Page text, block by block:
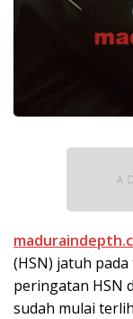
(HSN) jatuh
peringatan HSN
sudah mulai